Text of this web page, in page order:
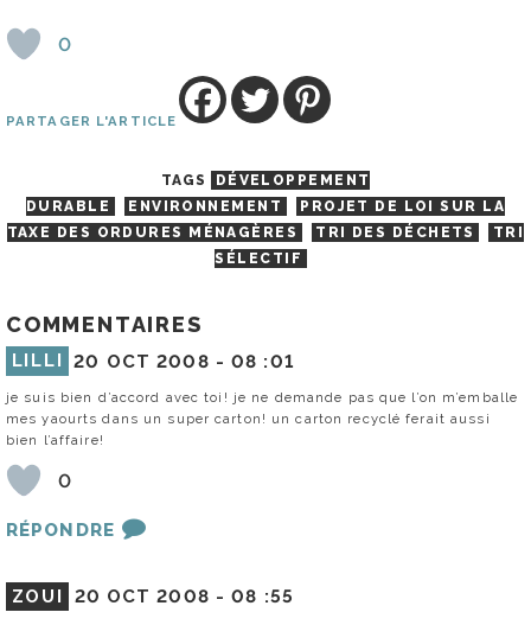
0
PARTAGER L'ARTICLE
TAGS
DÉVELOPPEMENT
DURABLE
ENVIRONNEMENT
PROJET DE LOI SUR LA
TAXE DES ORDURES MÉNAGÈRES
TRI DES DÉCHETS
TRI
SÉLECTIF
COMMENTAIRES
LILLI 20 OCT 2008 -08 :01
je suis bien d’accord avec toi! je ne demande pas que l’on m’emballe
mes yaourts dans un super carton! un carton recyclé ferait aussi
bien l’affaire!
0
RÉPONDRE
ZOUI 20 OCT 2008 -08 :55